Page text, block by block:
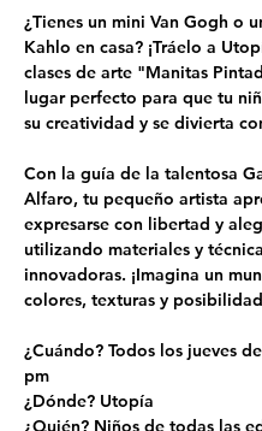
¿Tienes un mini Van Gogh o
Kahlo en casa? ¡Tráelo a
clases de arte "Manitas
lugar perfecto para que tu
su creatividad y se divierta
Con la guía de la talentosa
Alfaro, tu pequeño artista
expresarse con libertad y
utilizando materiales y
innovadoras. ¡Imagina un
colores, texturas y
¿Cuándo? Todos los jueves
pm
¿Dónde? Utopía
¿Quién? Niños de todas las